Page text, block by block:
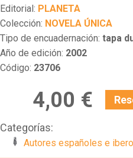
Editorial: PLANETA
Colección: NOVELA ÚNICA
Tipo de encuadernación: tapa
Año de edición: 2002
Código: 23706
4,00 €
Categorías:
Autores españoles e